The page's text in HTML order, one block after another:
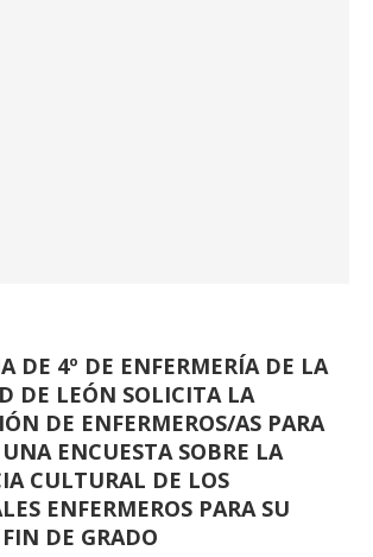
DE 4º DE ENFERMERÍA DE LA
DE LEÓN SOLICITA LA
DE ENFERMEROS/AS PARA
ENCUESTA SOBRE LA
CULTURAL DE LOS
ENFERMEROS PARA SU
DE GRADO